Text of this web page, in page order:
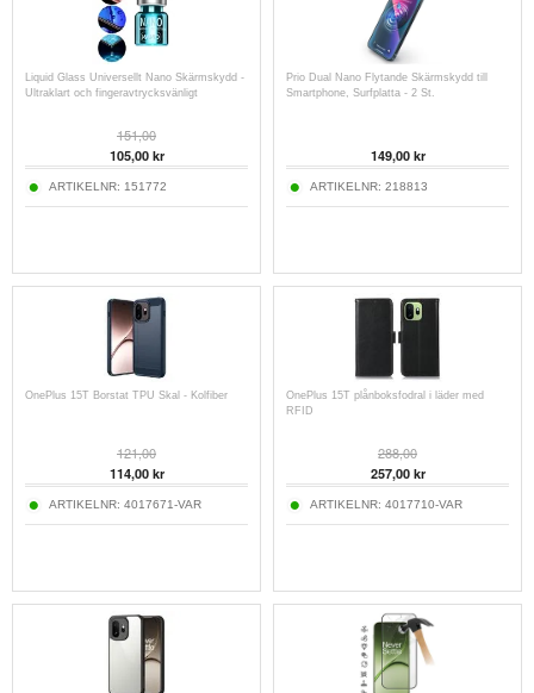
Liquid Glass Universellt Nano Skärmskydd -
Ultraklart och fingeravtrycksvänligt
151,00
105,00kr
ARTIKELNR: 151772
Prio Dual Nano Flytande Skärmskydd till
Smartphone, Surfplatta - 2 St.
149,00kr
ARTIKELNR: 218813
OnePlus 15T Borstat TPU Skal - Kolfiber
121,00
114,00kr
ARTIKELNR: 4017671-VAR
OnePlus 15T plånboksfodral i läder med
RFID
288,00
257,00kr
ARTIKELNR: 4017710-VAR